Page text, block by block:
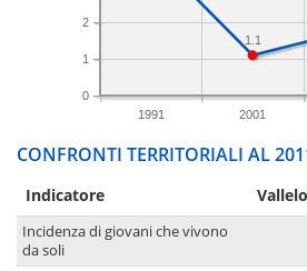
1991 2001
0
1
2
1.1
CONFRONTI TERRITORIALI AL
Indicatore
Incidenza di giovani che vivono
da soli